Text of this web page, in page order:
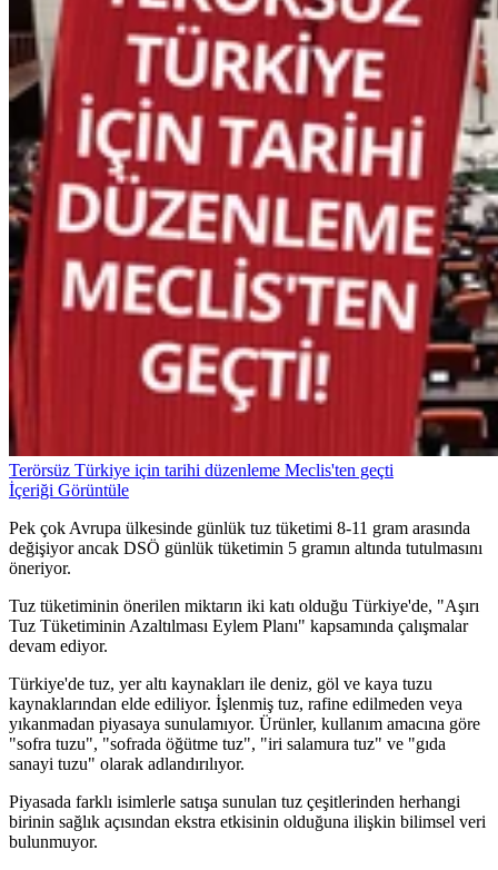
Terörsüz Türkiye için tarihi düzenleme Meclis'ten geçti
İçeriği Görüntüle
Pek çok Avrupa ülkesinde günlük tuz tüketimi 8-11 gram arasında
değişiyor ancak DSÖ günlük tüketimin 5 gramın altında tutulmasını
öneriyor.
Tuz tüketiminin önerilen miktarın iki katı olduğu Türkiye'de, "Aşırı
Tuz Tüketiminin Azaltılması Eylem Planı" kapsamında çalışmalar
devam ediyor.
Türkiye'de tuz, yer altı kaynakları ile deniz, göl ve kaya tuzu
kaynaklarından elde ediliyor. İşlenmiş tuz, rafine edilmeden veya
yıkanmadan piyasaya sunulamıyor. Ürünler, kullanım amacına göre
"sofra tuzu", "sofrada öğütme tuz", "iri salamura tuz" ve "gıda
sanayi tuzu" olarak adlandırılıyor.
Piyasada farklı isimlerle satışa sunulan tuz çeşitlerinden herhangi
birinin sağlık açısından ekstra etkisinin olduğuna ilişkin bilimsel veri
bulunmuyor.